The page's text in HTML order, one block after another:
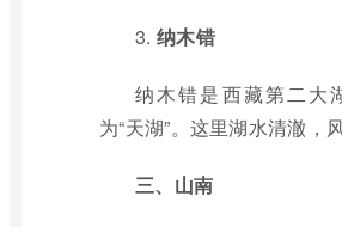
3. 纳木错
纳木错是西藏第二大
为“天湖”。这里湖水清澈，
三、山南